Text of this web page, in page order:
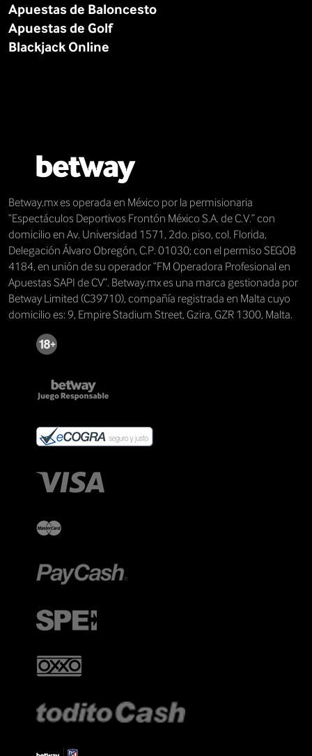
Apuestas de Baloncesto
Apuestas de Golf
Blackjack Online
Betway.mx es operada en México por la permisionaria
“Espectáculos Deportivos Frontón México S.A. de C.V.” con
domicilio en Av. Universidad 1571, 2do. piso, col. Florida,
Delegación Álvaro Obregón, C.P. 01030; con el permiso SEGOB
4184, en unión de su operador “FM Operadora Profesional en
Apuestas SAPI de CV”. Betway.mx es una marca gestionada por
Betway Limited (C39710), compañía registrada en Malta cuyo
domicilio es: 9, Empire Stadium Street, Gzira, GZR 1300, Malta.